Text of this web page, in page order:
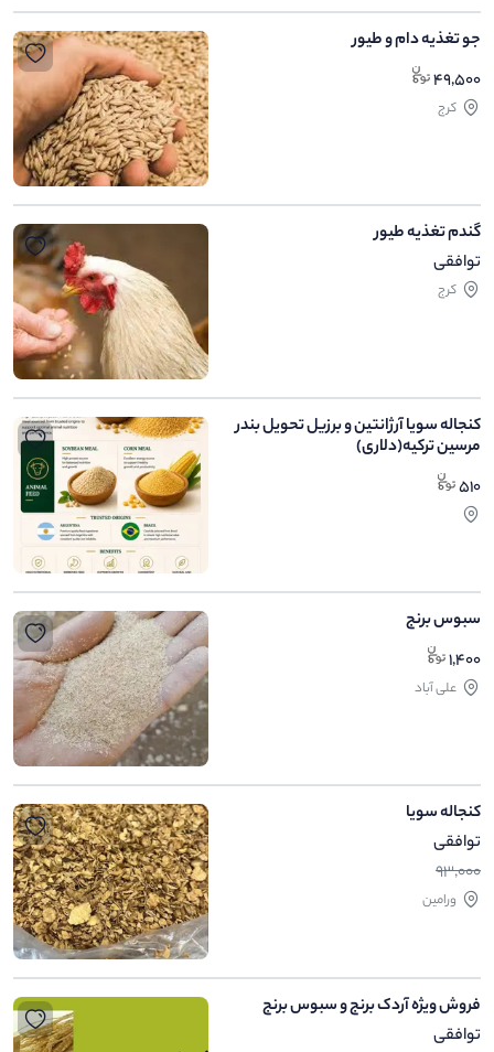
جو تغذیه دام و طیور
49,500
کرج
گندم تغذیه طیور
توافقی
کرج
کنجاله سویا آرژانتین و برزیل تحویل بندر
مرسین ترکیه(دلاری)
510
سبوس برنج
1,400
علی آباد
کنجاله سویا
توافقی
93,000
ورامین
فروش ویژه آردک برنج و سبوس برنج
توافقی